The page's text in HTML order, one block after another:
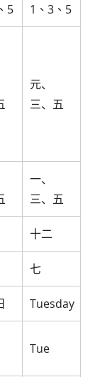
5 1、3、5
元、
三、五
一、
三、五
十二
七
Tuesday
Tue